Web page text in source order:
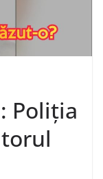
Poliția